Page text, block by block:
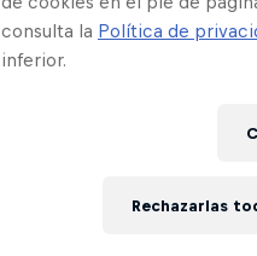
Clasificación 2:
consulta la Política de
inferior.
Rechazarlas